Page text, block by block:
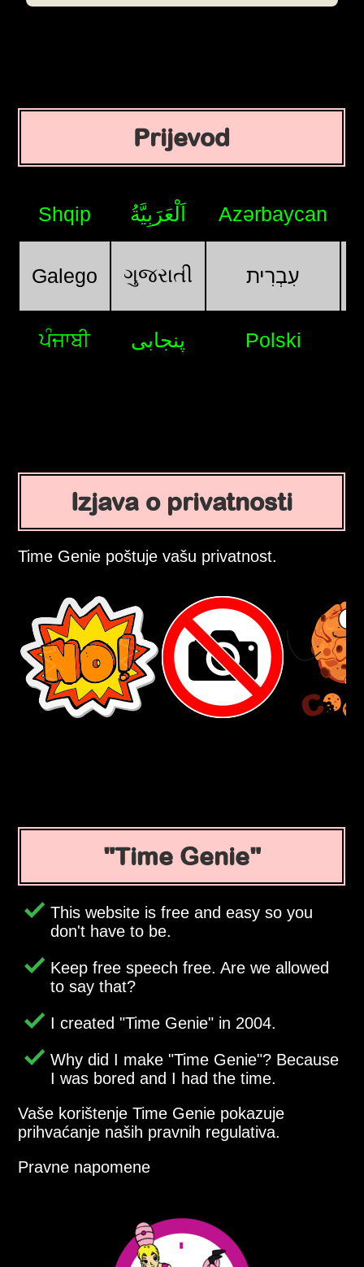
Prijevod
Shqip اَلْعَرَبِيَّةُ Azərbaycan
Galego ગુજરાતી עִבְרִית
ਪੰਜਾਬੀ پنجابی Polski
Izjava o privatnosti
Time Genie poštuje vašu privatnost.
Time Genie
This website is free and easy so you
don't have to be.
Keep free speech free. Are we allowed
to say that?
I created Time Genie in 2004.
Why did I make Time Genie ? Because
I was bored and I had the time.
Vaše korištenje Time Genie pokazuje
prihvaćanje naših pravnih regulativa.
Pravne napomene